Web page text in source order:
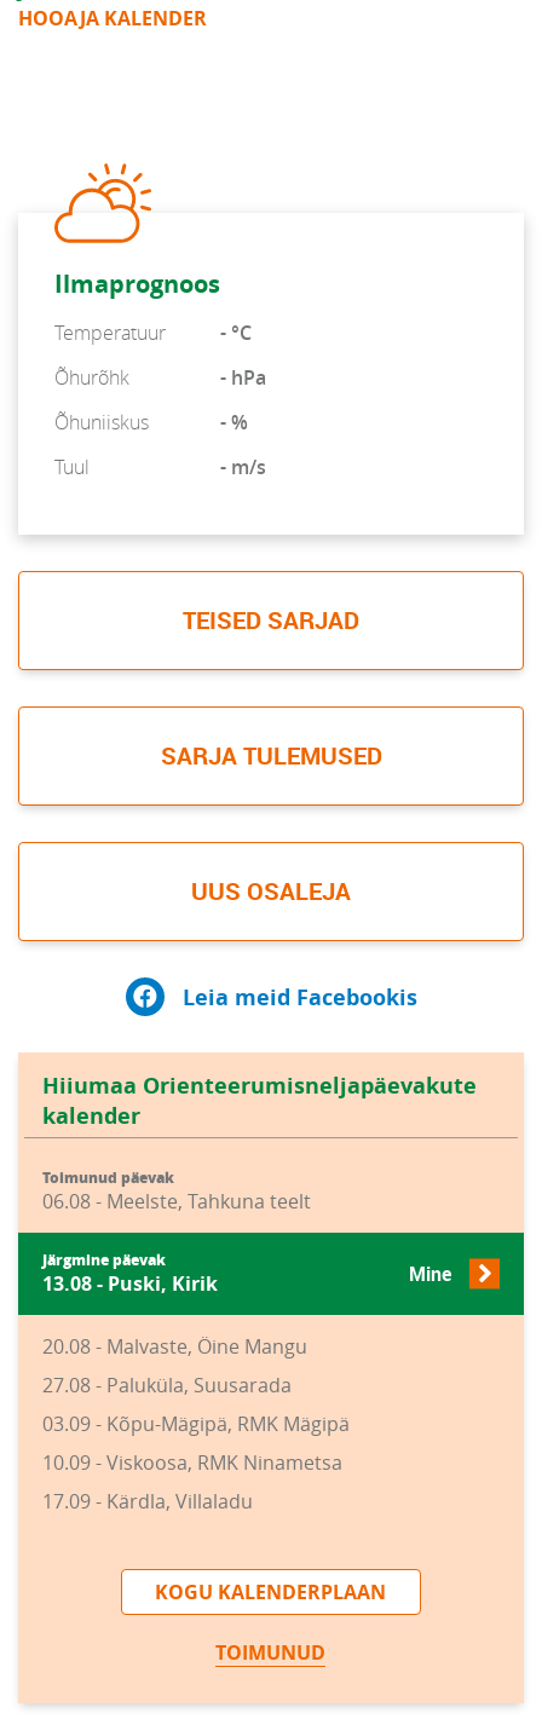
HOOAJA KALENDER
Ilmaprognoos
Temperatuur
- °C
Õhurõhk
- hPa
Õhuniiskus
- %
Tuul
- m/s
TEISED SARJAD
SARJA TULEMUSED
UUS OSALEJA
Leia meid Facebookis
Hiiumaa Orienteerumisneljapäevakute
kalender
Toimunud päevak
06.08 - Meelste, Tahkuna teelt
Järgmine päevak
13.08 - Puski, Kirik Mine
20.08 - Malvaste, Öine Mangu
27.08 - Paluküla, Suusarada
03.09 - Kõpu-Mägipä, RMK Mägipä
10.09 - Viskoosa, RMK Ninametsa
17.09 - Kärdla, Villaladu
KOGU KALENDERPLAAN
TOIMUNUD